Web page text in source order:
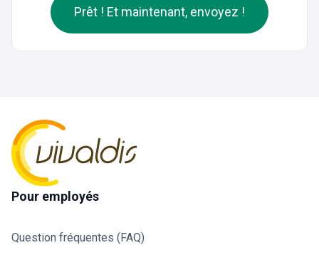
Prêt ! Et maintenant, envoyez !
Pour employés
Question fréquentes (FAQ)